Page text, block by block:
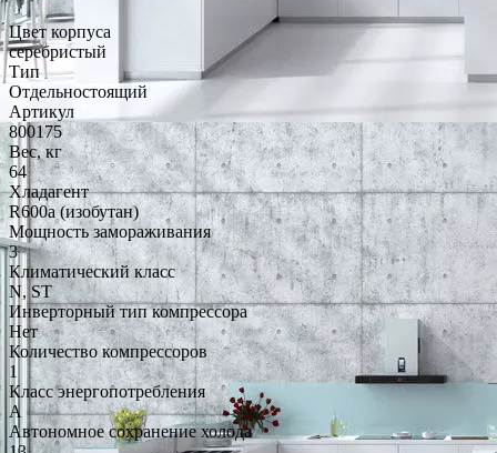
Цвет корпуса
серебристый
Тип
Отдельностоящий
Артикул
800175
Вес, кг
64
Хладагент
R600a (изобутан)
Мощность замораживания
3
Климатический класс
N, ST
Инверторный тип компрессора
Нет
Количество компрессоров
1
Класс энергопотребления
A
Автономное сохранение холода